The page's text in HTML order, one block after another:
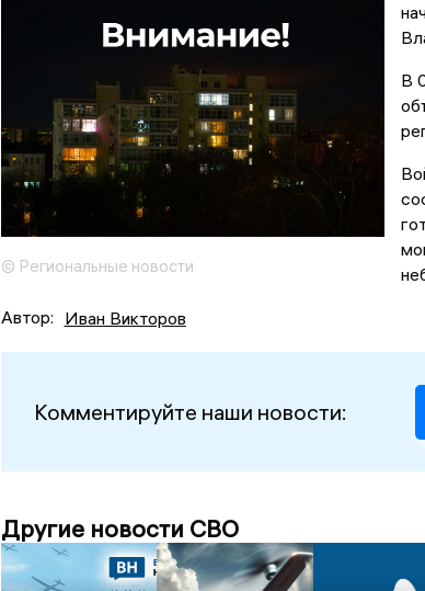
© Региональные новости
В
Автор: Иван Викторов
Комментируйте наши новости:
Другие новости СВО